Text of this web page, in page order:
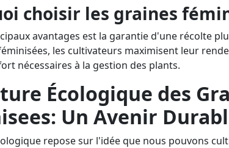
choisir les graines
avantages est la garantie d'une récolte
les cultivateurs maximisent leur
nécessaires à la gestion des plants.
Écologique des
Un Avenir
repose sur l'idée que nous pouvons